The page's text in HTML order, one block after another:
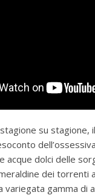
su stagione,
acque dolci delle
dei torrenti
variegata gamma di